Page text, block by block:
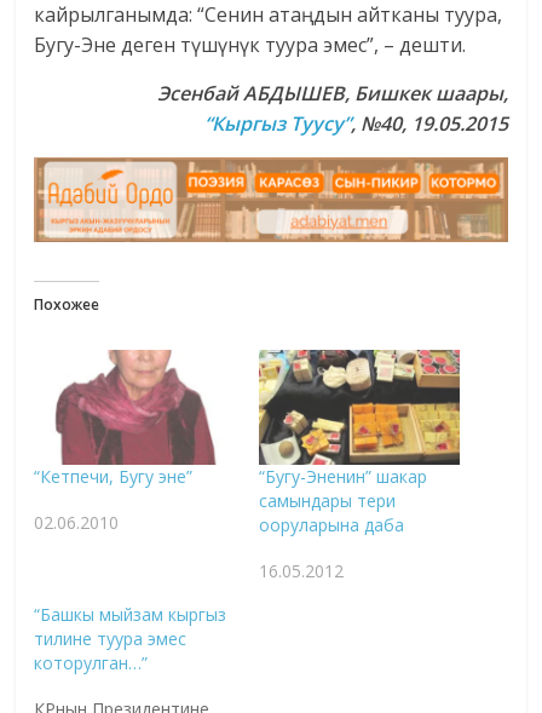
кайрылганымда: “Сенин атаңдын айтканы туура,
Бугу-Эне деген түшүнүк туура эмес”, – дешти.
Эсенбай АБДЫШЕВ, Бишкек шаары,
“Кыргыз Туусу”, №40, 19.05.2015
Похожее
“Кетпечи, Бугу эне”
02.06.2010
“Бугу-Эненин” шакар
самындары тери
ооруларына даба
16.05.2012
“Башкы мыйзам кыргыз
тилине туура эмес
которулган…”